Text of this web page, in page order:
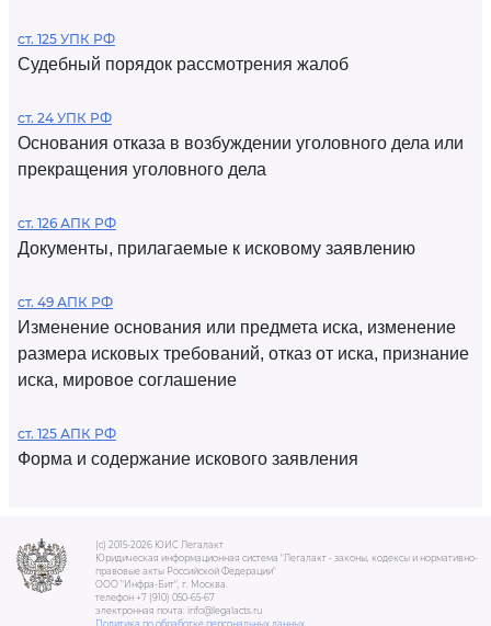
ст. 125 УПК РФ
Судебный порядок рассмотрения жалоб
ст. 24 УПК РФ
Основания отказа в возбуждении уголовного дела или
прекращения уголовного дела
ст. 126 АПК РФ
Документы, прилагаемые к исковому заявлению
ст. 49 АПК РФ
Изменение основания или предмета иска, изменение
размера исковых требований, отказ от иска, признание
иска, мировое соглашение
ст. 125 АПК РФ
Форма и содержание искового заявления
(c) 2015-2026 ЮИС Легалакт
Юридическая информационная система "Легалакт - законы, кодексы и нормативно-
правовые акты Российской Федерации"
ООО "Инфра-Бит", г. Москва.
телефон +7 (910) 050-65-67
электронная почта: info@legalacts.ru
Политика по обработке персональных данных